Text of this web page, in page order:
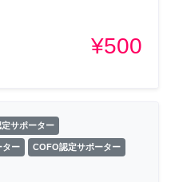
¥500
サポーター
ター COFO認定サポーター